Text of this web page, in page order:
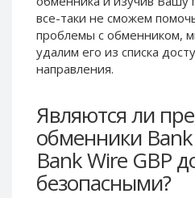
все-таки не сможем
проблемы c обменником,
удалим его из списка
направления.
Являются ли
обменники
Bank Wire GBP
безопасными?
Neteller EUR
Neteller INR
Neteller PLN
Neteller GBP
Neteller SEK
PaySera USD
PaySera EUR